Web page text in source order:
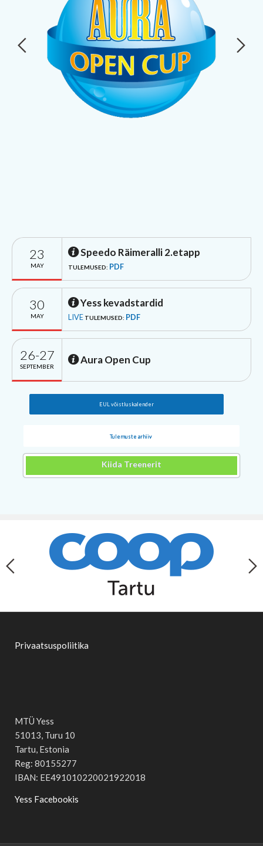
23
MAY
Speedo Räimeralli 2.etapp
TULEMUSED: PDF
30
MAY
Yess kevadstardid
LIVE TULEMUSED: PDF
26-27
SEPTEMBER
Aura Open Cup
EUL võistluskalender
Tulemuste arhiiv
Kiida Treenerit
Privaatsuspoliitika
MTÜ Yess
51013, Turu 10
Tartu, Estonia
Reg: 80155277
IBAN: EE491010220021922018
Yess Facebookis